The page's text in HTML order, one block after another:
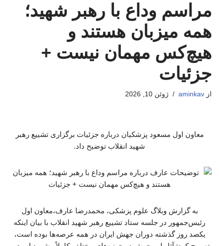
مراسم وداع با رهبر شهید؛
همه میزبان هستند و
هیچ‌کس مهمان نیست +
جزئیات
از aminkav ژوئن 10, 2026
معاون اول مسعود پزشکیان درباره جزئیات برگزاری تشییع رهبر
شهید انقلاب توضیح داد.
به گزارش وبلاگ علوم پزشکی، محمدرضا عارف،معاون اول
رئیس‌جمهور در جلسه ستاد تشییع رهبر شهید انقلاب با بیان اینکه
یکصد روز گذشته دوران جهش ایران در همه عرصه‌ها بوده است،